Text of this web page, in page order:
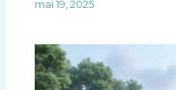
mai 19, 2025